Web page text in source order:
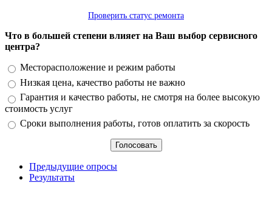
Проверить статус ремонта
Что в большей степени влияет на Ваш выбор сервисного
центра?
Варианты
Месторасположение и режим работы
Низкая цена, качество работы не важно
Гарантия и качество работы, не смотря на более высокую
стоимость услуг
Сроки выполнения работы, готов оплатить за скорость
Предыдущие опросы
Результаты